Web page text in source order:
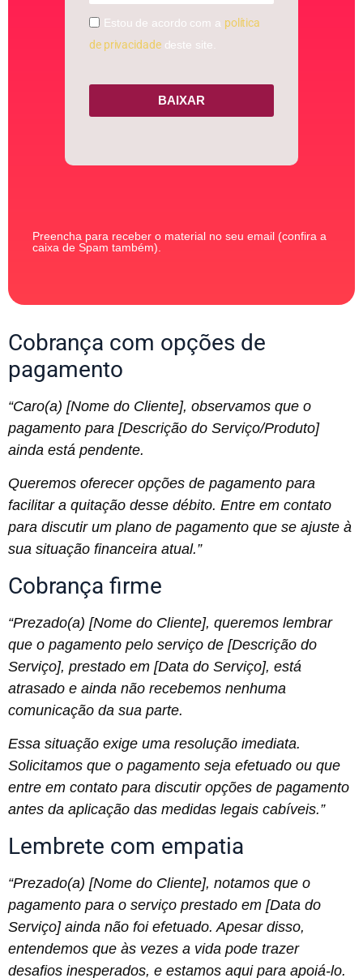
Estou de acordo com a política
de privacidadedeste site.
BAIXAR
Preencha para receber o material no seu email (confira a
caixa de Spam também).
Cobrança com opções de
pagamento
“Caro(a) [Nome do Cliente], observamos que o
pagamento para [Descrição do Serviço/Produto]
ainda está pendente.
Queremos oferecer opções de pagamento para
facilitar a quitação desse débito. Entre em contato
para discutir um plano de pagamento que se ajuste à
sua situação financeira atual.”
Cobrança firme
“Prezado(a) [Nome do Cliente], queremos lembrar
que o pagamento pelo serviço de [Descrição do
Serviço], prestado em [Data do Serviço], está
atrasado e ainda não recebemos nenhuma
comunicação da sua parte.
Essa situação exige uma resolução imediata.
Solicitamos que o pagamento seja efetuado ou que
entre em contato para discutir opções de pagamento
antes da aplicação das medidas legais cabíveis.”
Lembrete com empatia
“Prezado(a) [Nome do Cliente], notamos que o
pagamento para o serviço prestado em [Data do
Serviço] ainda não foi efetuado. Apesar disso,
entendemos que às vezes a vida pode trazer
desafios inesperados, e estamos aqui para apoiá-lo.